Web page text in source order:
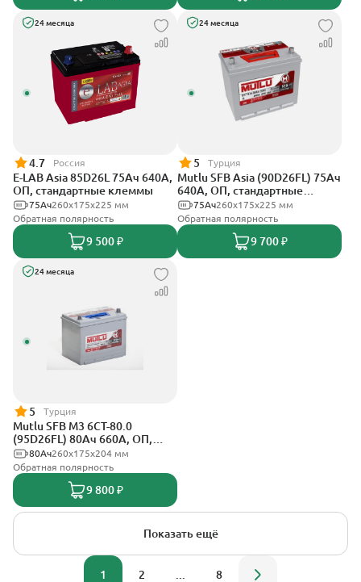
24 месяца
4.7 Россия
E-LAB Asia 85D26L 75Ач 640А,
ОП, стандартные клеммы
260х175х225 мм
75Ач
Обратная полярность
9 500 ₽
24 месяца
5 Турция
Mutlu SFB Asia (90D26FL) 75Ач
640А, ОП, стандартные
клеммы260х175х225 мм
75Ач
Обратная полярность
9 700 ₽
24 месяца
5 Турция
Mutlu SFB M3 6СТ-80.0
(95D26FL) 80Ач 660А, ОП,
стандартные клеммы
260х175х204 мм
80Ач
Обратная полярность
9 800 ₽
Показать ещё
1 2 8